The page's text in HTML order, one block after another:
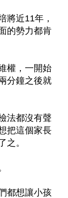
將近11年，
的勢力都肯
權，一開始
分鐘之後就
法都沒有聲
把這個家長
之。
都想讓小孩